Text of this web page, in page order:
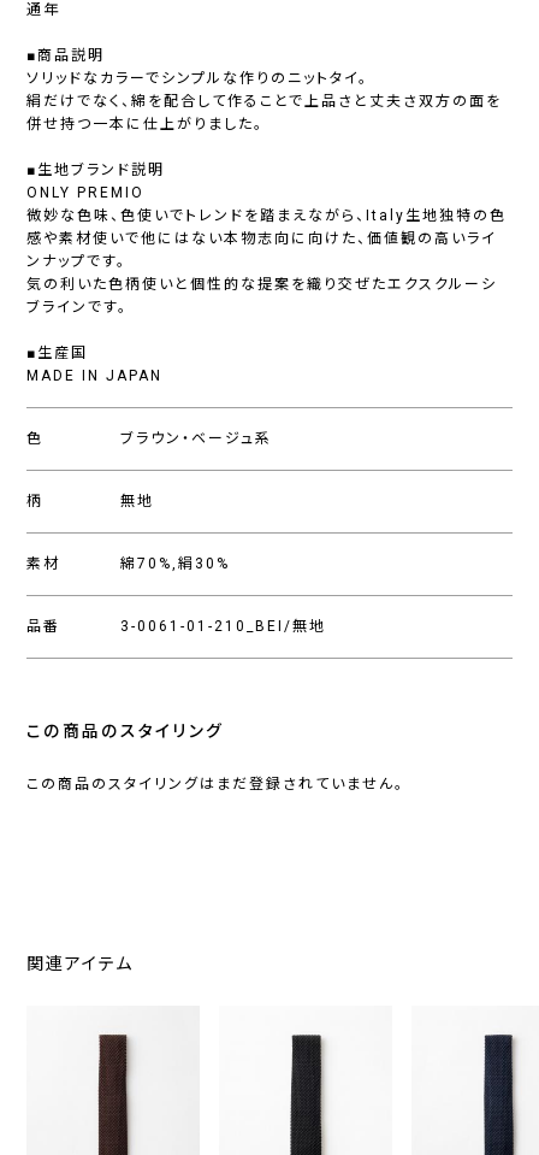
通年
■商品説明
ソリッドなカラーでシンプルな作りのニットタイ。
絹だけでなく、綿を配合して作ることで上品さと丈夫さ双方の面を
併せ持つ一本に仕上がりました。
■生地ブランド説明
ONLY PREMIO
微妙な色味、色使いでトレンドを踏まえながら、Italy生地独特の色
感や素材使いで他にはない本物志向に向けた、価値観の高いライ
ンナップです。
気の利いた色柄使いと個性的な提案を織り交ぜたエクスクルーシ
ブラインです。
■生産国
MADE IN JAPAN
色 ブラウン・ベージュ系
柄 無地
素材 綿70%,絹30%
品番 3-0061-01-210_BEI/無地
この商品のスタイリング
この商品のスタイリングはまだ登録されていません。
関連アイテム